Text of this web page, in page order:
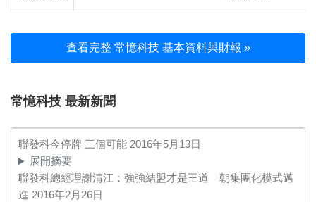
查看完整 常憶科技 基本資料與財報 »
常憶科技 最新新聞
聯發科今停牌 三個可能 2016年5月13日
展開摘要
聯發科總經理謝清江：強強結盟才是王道 朝集團化模式邁
進 2016年2月26日